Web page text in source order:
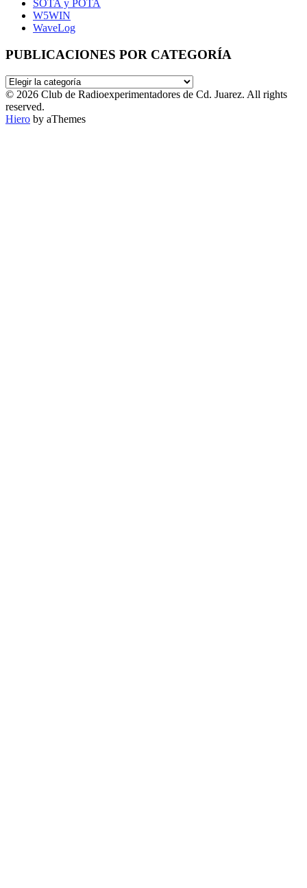
SOTA y POTA
W5WIN
WaveLog
PUBLICACIONES POR CATEGORÍA
PUBLICACIONES
POR
CATEGORÍA
© 2026 Club de Radioexperimentadores de Cd. Juarez. All rights
reserved.
Hiero by aThemes